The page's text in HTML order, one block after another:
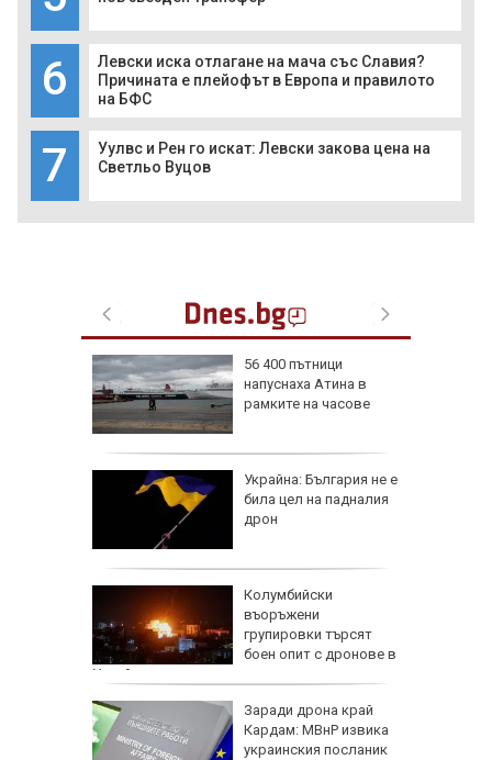
6
Левски иска отлагане на мача със Славия?
Причината е плейофът в Европа и правилото
на БФС
7
Уулвс и Рен го искат: Левски закова цена на
Светльо Вуцов
56 400 пътници
напуснаха Атина в
рамките на часове
Украйна: България не е
била цел на падналия
дрон
Колумбийски
въоръжени
групировки търсят
боен опит с дронове в
Украйна
Заради дрона край
Кардам: МВнР извика
украинския посланик